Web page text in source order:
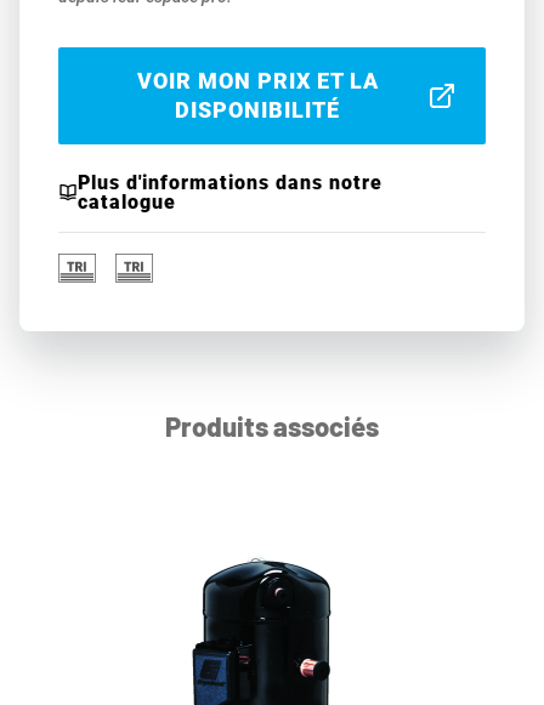
VOIR MON PRIX ET LA
DISPONIBILITÉ
Plus d'informations dans notre
catalogue
Produits associés